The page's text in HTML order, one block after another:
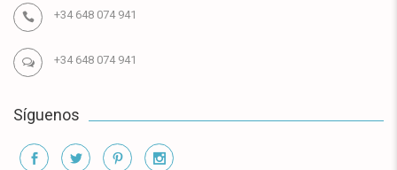
+34 648 074 941
+34 648 074 941
Síguenos
Información